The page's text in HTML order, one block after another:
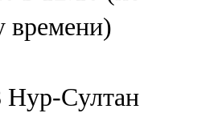
времени)
Нур-Cултан